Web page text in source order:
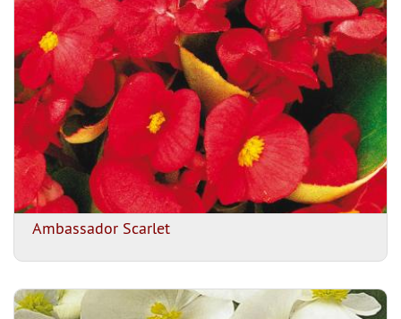
Ambassador Scarlet